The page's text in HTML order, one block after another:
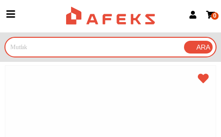
Google İle Bağlan
0